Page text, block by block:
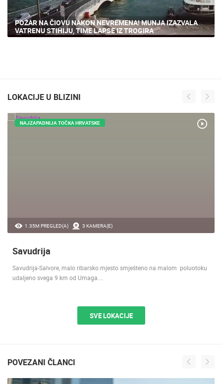
POŽAR NA ČIOVU NAKON NEVREMENA! MUNJA IZAZVALA
VATRENU STIHIJU, TIME LAPSE IZ TROGIRA
LOKACIJE U BLIZINI
1.35M PREGLED(A) 3 KAMERA(E)
NAJZAPADNIJA TOČKA HRVATSKE
Savudrija
Savudrija-Salvore, malo ribarsko mjesto smješteno na malom poluotoku
udaljeno svega 9 km od Umaga.…
SVE LOKACIJE
POVEZANI ČLANCI